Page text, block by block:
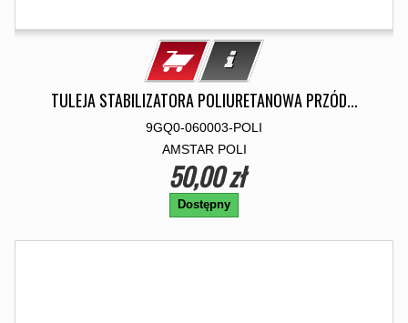
TULEJA STABILIZATORA POLIURETANOWA PRZÓD...
9GQ0-060003-POLI
AMSTAR POLI
50,00 zł
Dostępny